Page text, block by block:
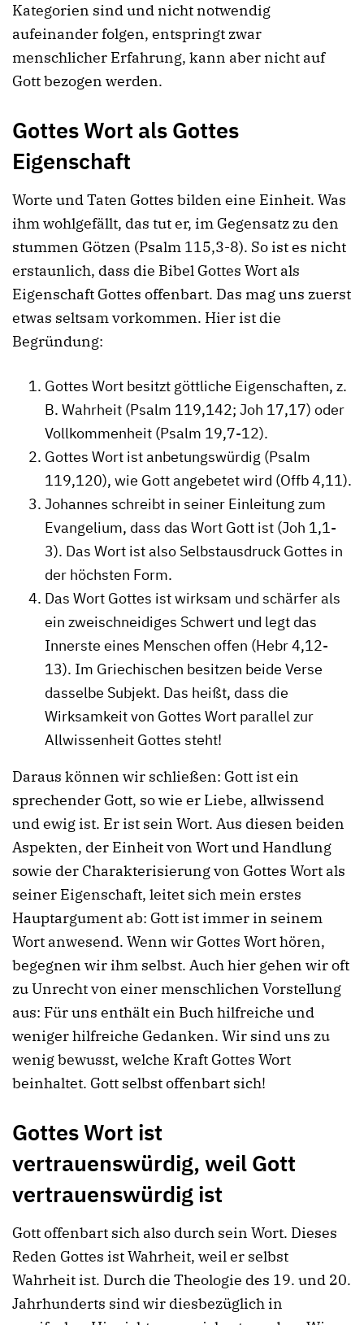
Kategorien sind und nicht notwendig
aufeinander folgen, entspringt zwar
menschlicher Erfahrung, kann aber nicht auf
Gott bezogen werden.
Gottes Wort als Gottes
Eigenschaft
Worte und Taten Gottes bilden eine Einheit. Was
ihm wohlgefällt, das tut er, im Gegensatz zu den
stummen Götzen (Psalm 115,3-8). So ist es nicht
erstaunlich, dass die Bibel Gottes Wort als
Eigenschaft Gottes offenbart. Das mag uns zuerst
etwas seltsam vorkommen. Hier ist die
Begründung:
Gottes Wort besitzt göttliche Eigenschaften, z.
B. Wahrheit (Psalm 119,142; Joh 17,17) oder
Vollkommenheit (Psalm 19,7-12).
Gottes Wort ist anbetungswürdig (Psalm
119,120), wie Gott angebetet wird (Offb 4,11).
Johannes schreibt in seiner Einleitung zum
Evangelium, dass das Wort Gott ist (Joh 1,1-
3). Das Wort ist also Selbstausdruck Gottes in
der höchsten Form.
Das Wort Gottes ist wirksam und schärfer als
ein zweischneidiges Schwert und legt das
Innerste eines Menschen offen (Hebr 4,12-
13). Im Griechischen besitzen beide Verse
dasselbe Subjekt. Das heißt, dass die
Wirksamkeit von Gottes Wort parallel zur
Allwissenheit Gottes steht!
Daraus können wir schließen: Gott ist ein
sprechender Gott, so wie er Liebe, allwissend
und ewig ist. Er ist sein Wort. Aus diesen beiden
Aspekten, der Einheit von Wort und Handlung
sowie der Charakterisierung von Gottes Wort als
seiner Eigenschaft, leitet sich mein erstes
Hauptargument ab: Gott ist immer in seinem
Wort anwesend. Wenn wir Gottes Wort hören,
begegnen wir ihm selbst. Auch hier gehen wir oft
zu Unrecht von einer menschlichen Vorstellung
aus: Für uns enthält ein Buch hilfreiche und
weniger hilfreiche Gedanken. Wir sind uns zu
wenig bewusst, welche Kraft Gottes Wort
beinhaltet. Gott selbst offenbart sich!
Gottes Wort ist
vertrauenswürdig, weil Gott
vertrauenswürdig ist
Gott offenbart sich also durch sein Wort. Dieses
Reden Gottes ist Wahrheit, weil er selbst
Wahrheit ist. Durch die Theologie des 19. und 20.
Jahrhunderts sind wir diesbezüglich in